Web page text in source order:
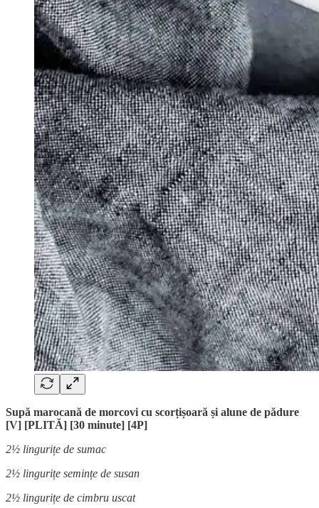
Supă marocană de morcovi cu scorțișoară și alune de pădure
[V] [PLITĂ] [30 minute] [4P]
2½ lingurițe de sumac
2½ lingurițe semințe de susan
2½ lingurițe de cimbru uscat